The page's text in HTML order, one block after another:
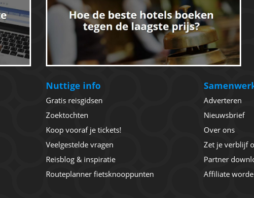
Nuttige info
Gratis reisgidsen
Zoektochten
Koop vooraf je tickets!
Veelgestelde vragen
Reisblog & inspiratie
Routeplanner fietsknooppunten
Adverteren
Nieuwsbrief
Over ons
Zet je verblijf
Partner
Affiliate